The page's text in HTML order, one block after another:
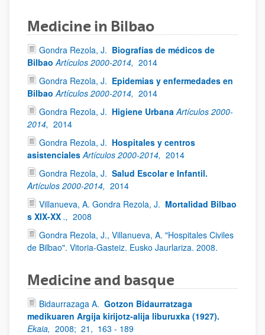
Medicine in Bilbao
Gondra Rezola, J. Biografías de médicos de
Bilbao Artículos 2000-2014, 2014
Gondra Rezola, J. Epidemias y enfermedades en
Bilbao Artículos 2000-2014, 2014
Gondra Rezola, J. Higiene Urbana Artículos 2000-
2014, 2014
Gondra Rezola, J. Hospitales y centros
asistenciales Artículos 2000-2014, 2014
Gondra Rezola, J. Salud Escolar e Infantil.
Artículos 2000-2014, 2014
Villanueva, A. Gondra Rezola, J. Mortalidad Bilbao
s XIX-XX ., 2008
Gondra Rezola, J., Villanueva, A. "Hospitales Civiles
de Bilbao". Vitoria-Gasteiz. Eusko Jaurlariza. 2008.
Medicine and basque
Bidaurrazaga A. Gotzon Bidaurratzaga
medikuaren Argija kirijotz-alija liburuxka (1927).
Ekaia, 2008; 21, 163 - 189